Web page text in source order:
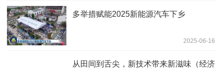
多举措赋能2025新能源汽车下乡
2025-06-16
从田间到舌尖，新技术带来新滋味（经济